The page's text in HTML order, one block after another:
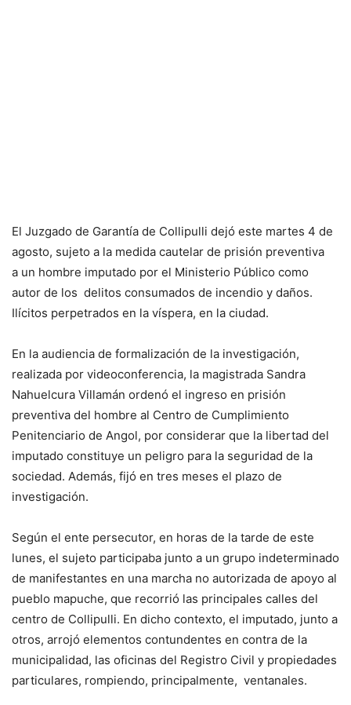
El Juzgado de Garantía de Collipulli dejó este martes 4 de
agosto, sujeto a la medida cautelar de prisión preventiva
a un hombre imputado por el Ministerio Público como
autor de los delitos consumados de incendio y daños.
Ilícitos perpetrados en la víspera, en la ciudad.
En la audiencia de formalización de la investigación,
realizada por videoconferencia, la magistrada Sandra
Nahuelcura Villamán ordenó el ingreso en prisión
preventiva del hombre al Centro de Cumplimiento
Penitenciario de Angol, por considerar que la libertad del
imputado constituye un peligro para la seguridad de la
sociedad. Además, fijó en tres meses el plazo de
investigación.
Según el ente persecutor, en horas de la tarde de este
lunes, el sujeto participaba junto a un grupo indeterminado
de manifestantes en una marcha no autorizada de apoyo al
pueblo mapuche, que recorrió las principales calles del
centro de Collipulli. En dicho contexto, el imputado, junto a
otros, arrojó elementos contundentes en contra de la
municipalidad, las oficinas del Registro Civil y propiedades
particulares, rompiendo, principalmente, ventanales.